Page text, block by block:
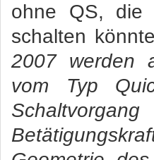
ohne QS, die
schalten
2007 werden
vom Typ